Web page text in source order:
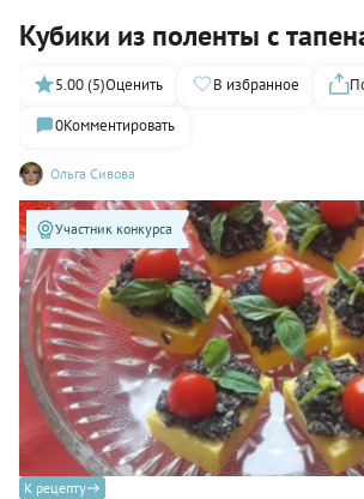
Кубики из поленты с
Ольга Сивова
5.00 (5)Оценить В избранное
0Комментировать
Участник конкурса
К рецепту